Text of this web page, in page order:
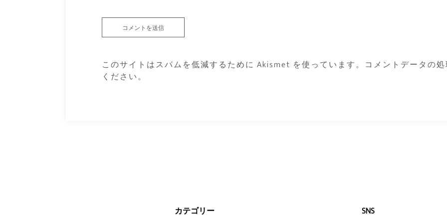
このサイトはスパムを低減するために Akismet を使っています。 コメントデータの
ください。
カテゴリー SNS